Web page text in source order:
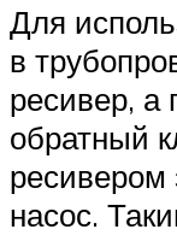
Для
в
ресивер, а
обратный
ресивером
насос.